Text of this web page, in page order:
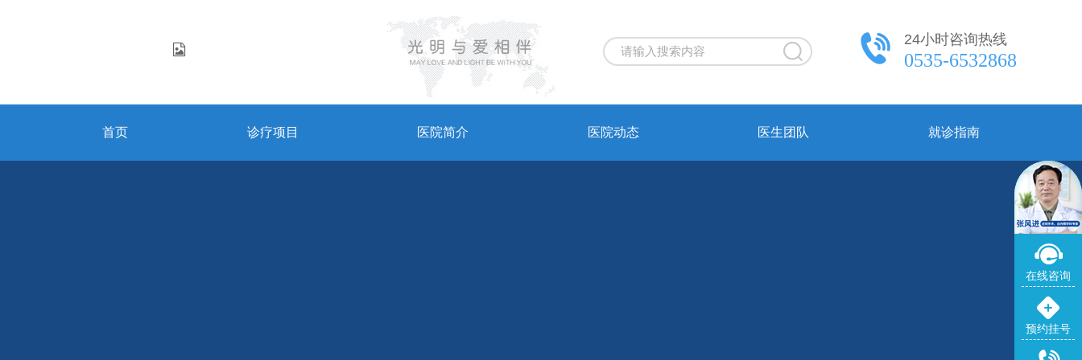
24小时咨询热线
0535-6532868
首页 诊疗项目 医院简介 医院动态 医生团队 就诊指南
在线咨询
预约挂号